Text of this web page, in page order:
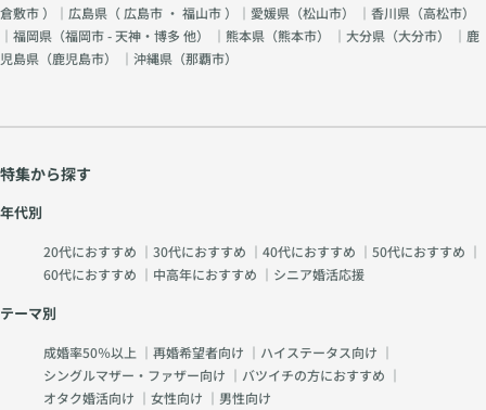
倉敷市）｜広島県（ 広島市 ・ 福山市）｜愛媛県（松山市） ｜香川県（高松市）
｜福岡県（福岡市 - 天神・博多 他） ｜熊本県（熊本市） ｜大分県（大分市） ｜鹿
児島県（鹿児島市） ｜沖縄県（那覇市）
特集から探す
年代別
20代におすすめ ｜ 30代におすすめ ｜ 40代におすすめ ｜ 50代におすすめ ｜
60代におすすめ ｜ 中高年におすすめ ｜ シニア婚活応援
テーマ別
成婚率50％以上 ｜ 再婚希望者向け ｜ ハイステータス向け ｜
シングルマザー・ファザー向け ｜ バツイチの方におすすめ ｜
オタク婚活向け ｜ 女性向け ｜ 男性向け